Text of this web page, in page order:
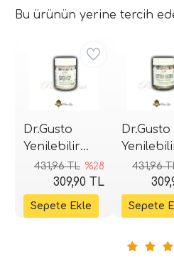
Bu ürünün yerine tercih
Dr.Gusto
Yenilebilir
Metalik Toz
Boya 50gr -
Glitter Sedef
(Extra Parlak)
431,96 TL %28
309,90 TL
Aynı Gün Kargo
Dr.Gusto
Metalik
Boya
Glitter
(Extra
431,96
Aynı Gün